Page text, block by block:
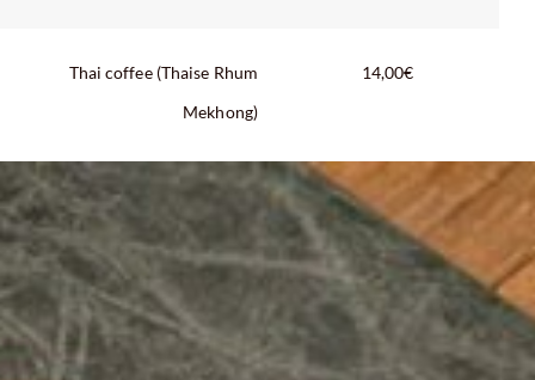
Thai coffee (Thaise Rhum
Mekhong)
14,00€